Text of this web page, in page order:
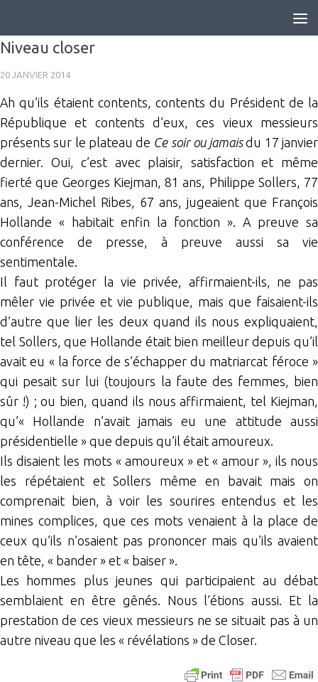
Niveau closer
20 JANVIER 2014
Ah qu’ils étaient contents, contents du Président de la
République et contents d’eux, ces vieux messieurs
présents sur le plateau de Ce soir ou jamaisdu 17 janvier
dernier. Oui, c’est avec plaisir, satisfaction et même
fierté que Georges Kiejman, 81 ans, Philippe Sollers, 77
ans, Jean-Michel Ribes, 67 ans, jugeaient que François
Hollande « habitait enfin la fonction ». A preuve sa
conférence de presse, à preuve aussi sa vie
sentimentale.
Il faut protéger la vie privée, affirmaient-ils, ne pas
mêler vie privée et vie publique, mais que faisaient-ils
d’autre que lier les deux quand ils nous expliquaient,
tel Sollers, que Hollande était bien meilleur depuis qu’il
avait eu « la force de s’échapper du matriarcat féroce »
qui pesait sur lui (toujours la faute des femmes, bien
sûr !) ; ou bien, quand ils nous affirmaient, tel Kiejman,
qu’« Hollande n’avait jamais eu une attitude aussi
présidentielle » que depuis qu’il était amoureux.
Ils disaient les mots « amoureux » et « amour », ils nous
les répétaient et Sollers même en bavait mais on
comprenait bien, à voir les sourires entendus et les
mines complices, que ces mots venaient à la place de
ceux qu’ils n’osaient pas prononcer mais qu’ils avaient
en tête, « bander » et « baiser ».
Les hommes plus jeunes qui participaient au débat
semblaient en être gênés. Nous l’étions aussi. Et la
prestation de ces vieux messieurs ne se situait pas à un
autre niveau que les « révélations » de Closer.